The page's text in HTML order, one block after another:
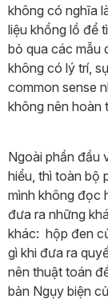
không có nghĩa
liệu khổng lồ để
bỏ qua các mẫu
không có lý trí,
common sense
không nên hoàn
Ngoài phần đầu
hiểu, thì toàn bộ
mình không đọc
đưa ra những
khác: hộp đen
gì khi đưa ra
nên thuật toán
bản Ngụy biện